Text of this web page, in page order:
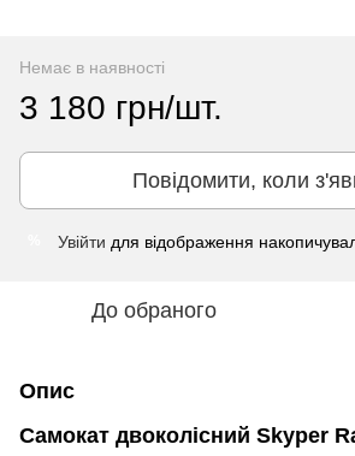
Немає в наявності
3 180 грн/шт.
Повідомити, коли
Увійти для відображення
До обраного
Опис
Самокат двоколісний Skyper